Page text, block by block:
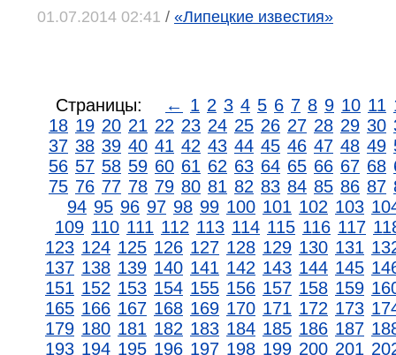
01.07.2014 02:41 / «Липецкие известия»
Страницы: ← 1 2 3 4 5 6 7 8 9 10 11
18 19 20 21 22 23 24 25 26 27 28 29 30
37 38 39 40 41 42 43 44 45 46 47 48 49
56 57 58 59 60 61 62 63 64 65 66 67 68
75 76 77 78 79 80 81 82 83 84 85 86 87
94 95 96 97 98 99 100 101 102 103
109 110 111 112 113 114 115 116 117
123 124 125 126 127 128 129 130 131
137 138 139 140 141 142 143 144 145
151 152 153 154 155 156 157 158 159
165 166 167 168 169 170 171 172 173
179 180 181 182 183 184 185 186 187
193 194 195 196 197 198 199 200 201